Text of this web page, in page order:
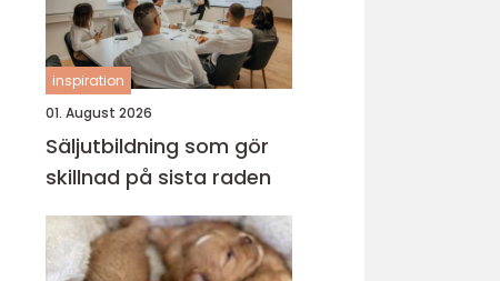
inspiration
01. August 2026
Säljutbildning som gör
skillnad på sista raden